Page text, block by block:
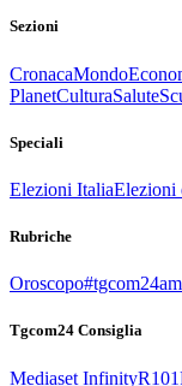
Sezioni
CronacaMondo
PlanetCulturaSalute
Speciali
Elezioni ItaliaElezioni
Rubriche
Oroscopo
Tgcom24 Consiglia
Mediaset InfinityR101